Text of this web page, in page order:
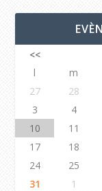
<<
l
m
27
28
3
4
10
11
17
18
24
25
31
1